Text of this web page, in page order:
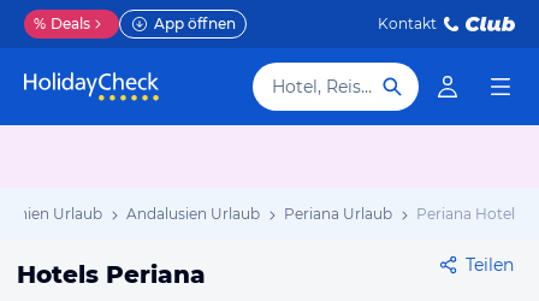
% Deals App öffnen Kontakt
Hotel, Reiseziel
Urlaub Andalusien Urlaub Periana Urlaub Periana Hotels
Hotels Periana Teilen